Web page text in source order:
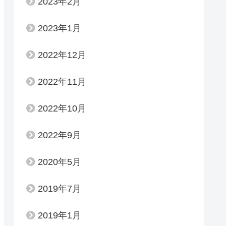
2023年1月
2022年12月
2022年11月
2022年10月
2022年9月
2020年5月
2019年7月
2019年1月